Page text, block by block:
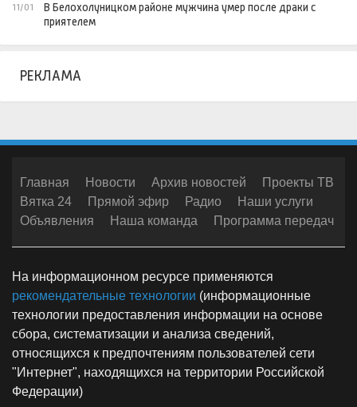
11/01
В Белохолуницком районе мужчина умер после драки с
приятелем
РЕКЛАМА
Главная Новости Архив новостей
Проекты ТВ
Вятка 24
Прямой эфир Радио
Наши услуги
Объявления
Наша команда Программа передач
На информационном ресурсе применяются
рекомендательные технологии (информационные
технологии предоставления информации на основе
сбора, систематизации и анализа сведений,
относящихся к предпочтениям пользователей сети
"Интернет", находящихся на территории Российской
Федерации)